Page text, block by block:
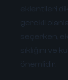
eklentileri
gerekli
seçerken,
sıklığını ve
önemlidir.